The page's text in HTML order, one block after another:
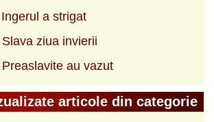
a strigat
ziua invierii
au vazut
articole din categorie